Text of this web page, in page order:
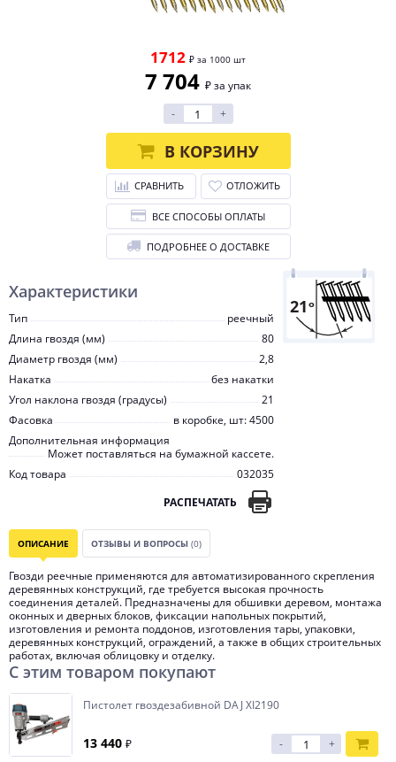
Характеристики
Тип
реечный
Длина гвоздя (мм)
80
Диаметр гвоздя (мм)
2,8
Накатка
без накатки
Угол наклона гвоздя (градусы)
21
Фасовка
в коробке, шт: 4500
Дополнительная информация
Может поставляться на бумажной кассете.
Код товара
032035
РАСПЕЧАТАТЬ
1712 ₽ за 1000 шт
7 704 ₽ за упак
-
+
В КОРЗИНУ
СРАВНИТЬ ОТЛОЖИТЬ
ВСЕ СПОСОБЫ ОПЛАТЫ
ПОДРОБНЕЕ О ДОСТАВКЕ
ОПИСАНИЕ ОТЗЫВЫ И ВОПРОСЫ (0)
Гвозди реечные применяются для автоматизированного скрепления
деревянных конструкций, где требуется высокая прочность
соединения деталей. Предназначены для обшивки деревом, монтажа
оконных и дверных блоков, фиксации напольных покрытий,
изготовления и ремонта поддонов, изготовления тары, упаковки,
деревянных конструкций, ограждений, а также в общих строительных
работах, включая облицовку и отделку.
С этим товаром покупают
Пистолет гвоздезабивной DAJ XI2190
13 440 ₽ - +